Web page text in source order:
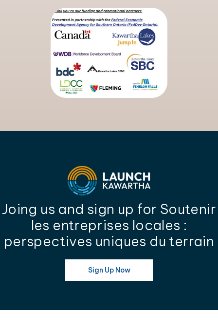
Joing us and sign up for Soutenir
les entreprises locales :
perspectives uniques du terrain
Sign Up Now